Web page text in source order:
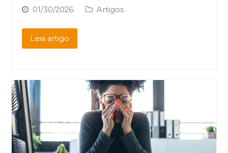
01/30/2026 Artigos
Leia artigo